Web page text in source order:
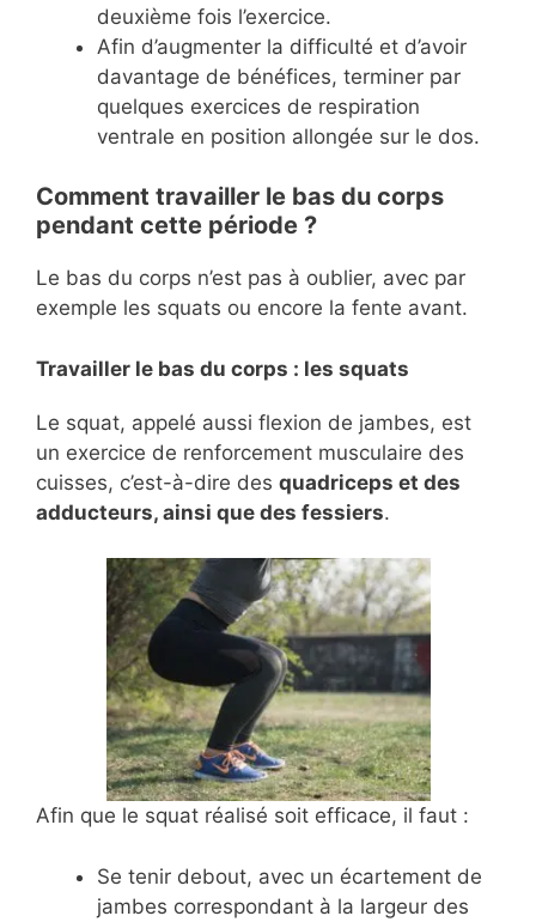
deuxième fois l’exercice.
Afin d’augmenter la difficulté et d’avoir
davantage de bénéfices, terminer par
quelques exercices de respiration
ventrale en position allongée sur le dos.
Comment travailler le bas du corps
pendant cette période ?
Le bas du corps n’est pas à oublier, avec par
exemple les squats ou encore la fente avant.
Travailler le bas du corps : les squats
Le squat, appelé aussi flexion de jambes, est
un exercice de renforcement musculaire des
cuisses, c’est-à-dire des quadriceps et des
adducteurs, ainsi que des fessiers.
Afin que le squat réalisé soit efficace, il faut :
Se tenir debout, avec un écartement de
jambes correspondant à la largeur des